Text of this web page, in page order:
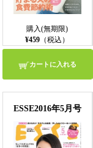
購入(無期限)
¥459 （税込）
カートに入れる
ESSE2016年5月号